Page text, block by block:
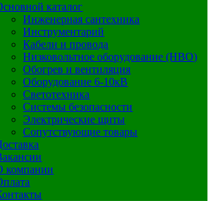
каталог
Инженерная сантехника
Инструментарий
Кабели и провода
Низковольтное оборудование (НВО)
Обогрев и вентиляция
Оборудование 6-10кВ
Светотехника
Системы безопасности
Электрические щиты
Сопутствующие товары
компании